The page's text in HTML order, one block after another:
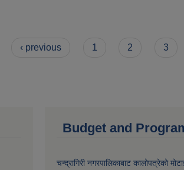
‹ previous 1 2 3
Budget and
चन्द्रागिरी नगरपालिकाबाट कालोपत्रेको